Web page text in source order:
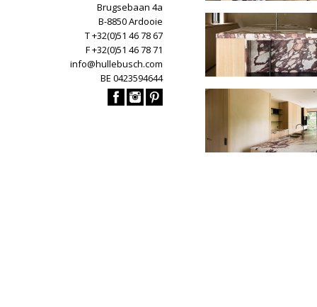
Brugsebaan 4a
B-8850 Ardooie
T +32(0)51 46 78 67
F +32(0)51 46 78 71
info@hullebusch.com
BE 0423594644